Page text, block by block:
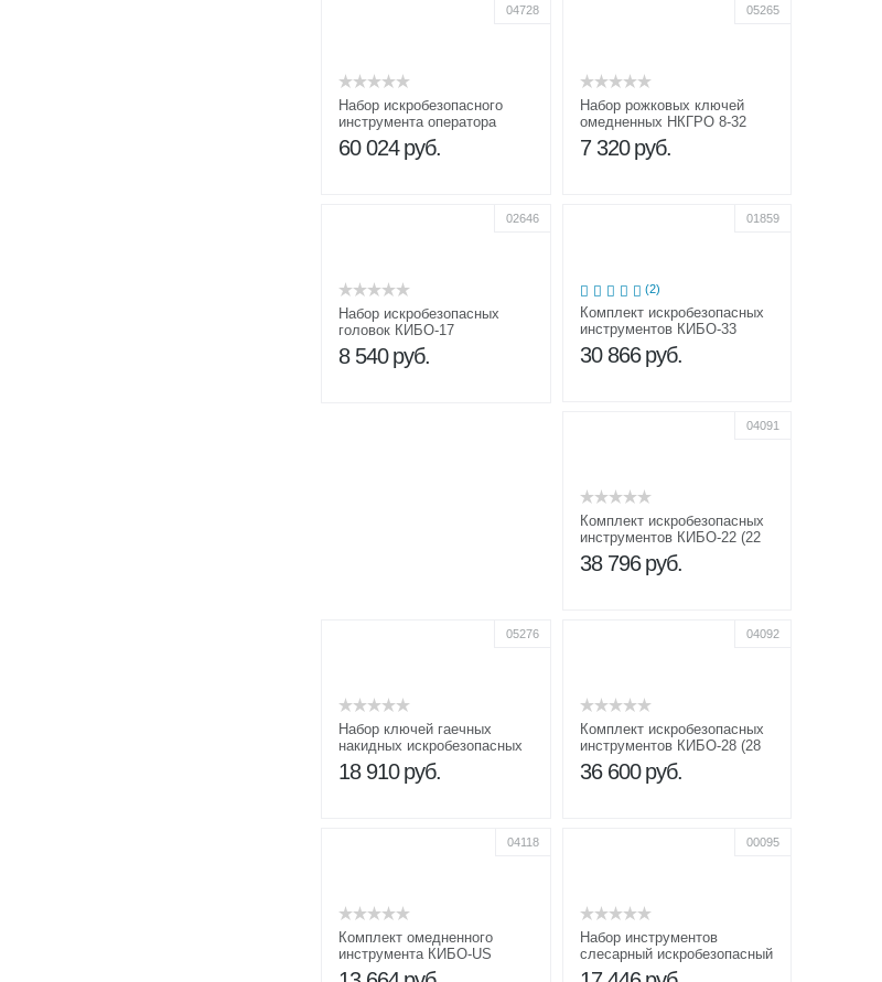
04728
Набор искробезопасного
инструмента оператора
добычи нефти и газа ДНГ
универсальный
60 024 руб.
05265
Набор рожковых ключей
омедненных НКГРО 8-32
7 320 руб.
02646
Набор искробезопасных
головок КИБО-17
8 540 руб.
01859
(2)
Комплект искробезопасных
инструментов КИБО-33
30 866 руб.
04091
Комплект искробезопасных
инструментов КИБО-22 (22
предмета)
38 796 руб.
05276
Набор ключей гаечных
накидных искробезопасных
КГН 8-46 мм (12 шт.)
18 910 руб.
04092
Комплект искробезопасных
инструментов КИБО-28 (28
предметов)
36 600 руб.
04118
Комплект омедненного
инструмента КИБО-US
00095
Набор инструментов
слесарный искробезопасный
КИБО-18